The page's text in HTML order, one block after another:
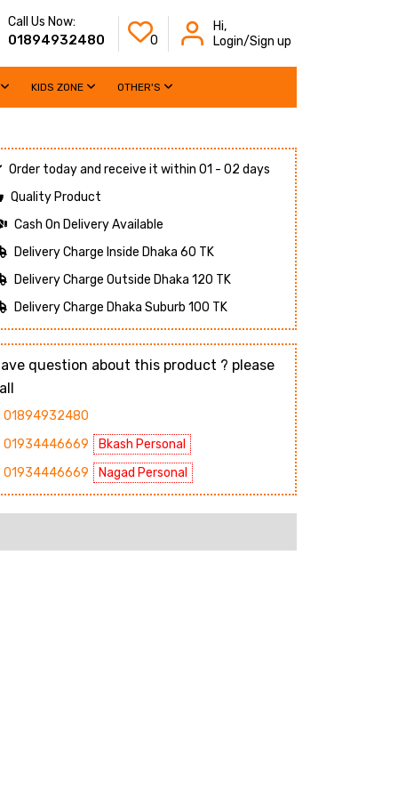
Call Us Now:
01894932480 0
Hi,
Login/Sign up
KIDS ZONE OTHER'S
Order today and receive it within 01 - 02 days
Quality Product
Cash On Delivery Available
Delivery Charge Inside Dhaka 60 TK
Delivery Charge Outside Dhaka 120 TK
Delivery Charge Dhaka Suburb 100 TK
question about this product ? please
01894932480
01934446669
Bkash Personal
01934446669
Nagad Personal